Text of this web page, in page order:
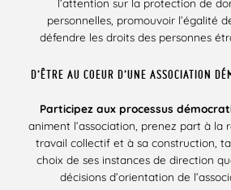
personnelles, promouvoir l’égalité
défendre les droits des personnes
D’ÊTRE AU COEUR D’UNE ASSOCIATION
Participez aux processus
animent l’association, prenez part à la
travail collectif et à sa construction,
choix de ses instances de direction
décisions d’orientation de